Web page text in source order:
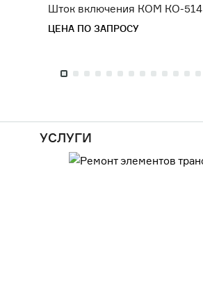
Шток включения КОМ КО-514
ЦЕНА ПО ЗАПРОСУ
УСЛУГИ